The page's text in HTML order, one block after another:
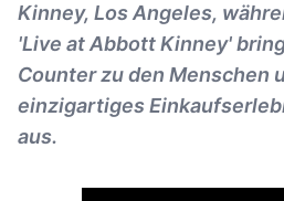
Kinney, Los Angeles,
'Live at Abbott Kinney'
Counter zu den Menschen
einzigartiges
aus.